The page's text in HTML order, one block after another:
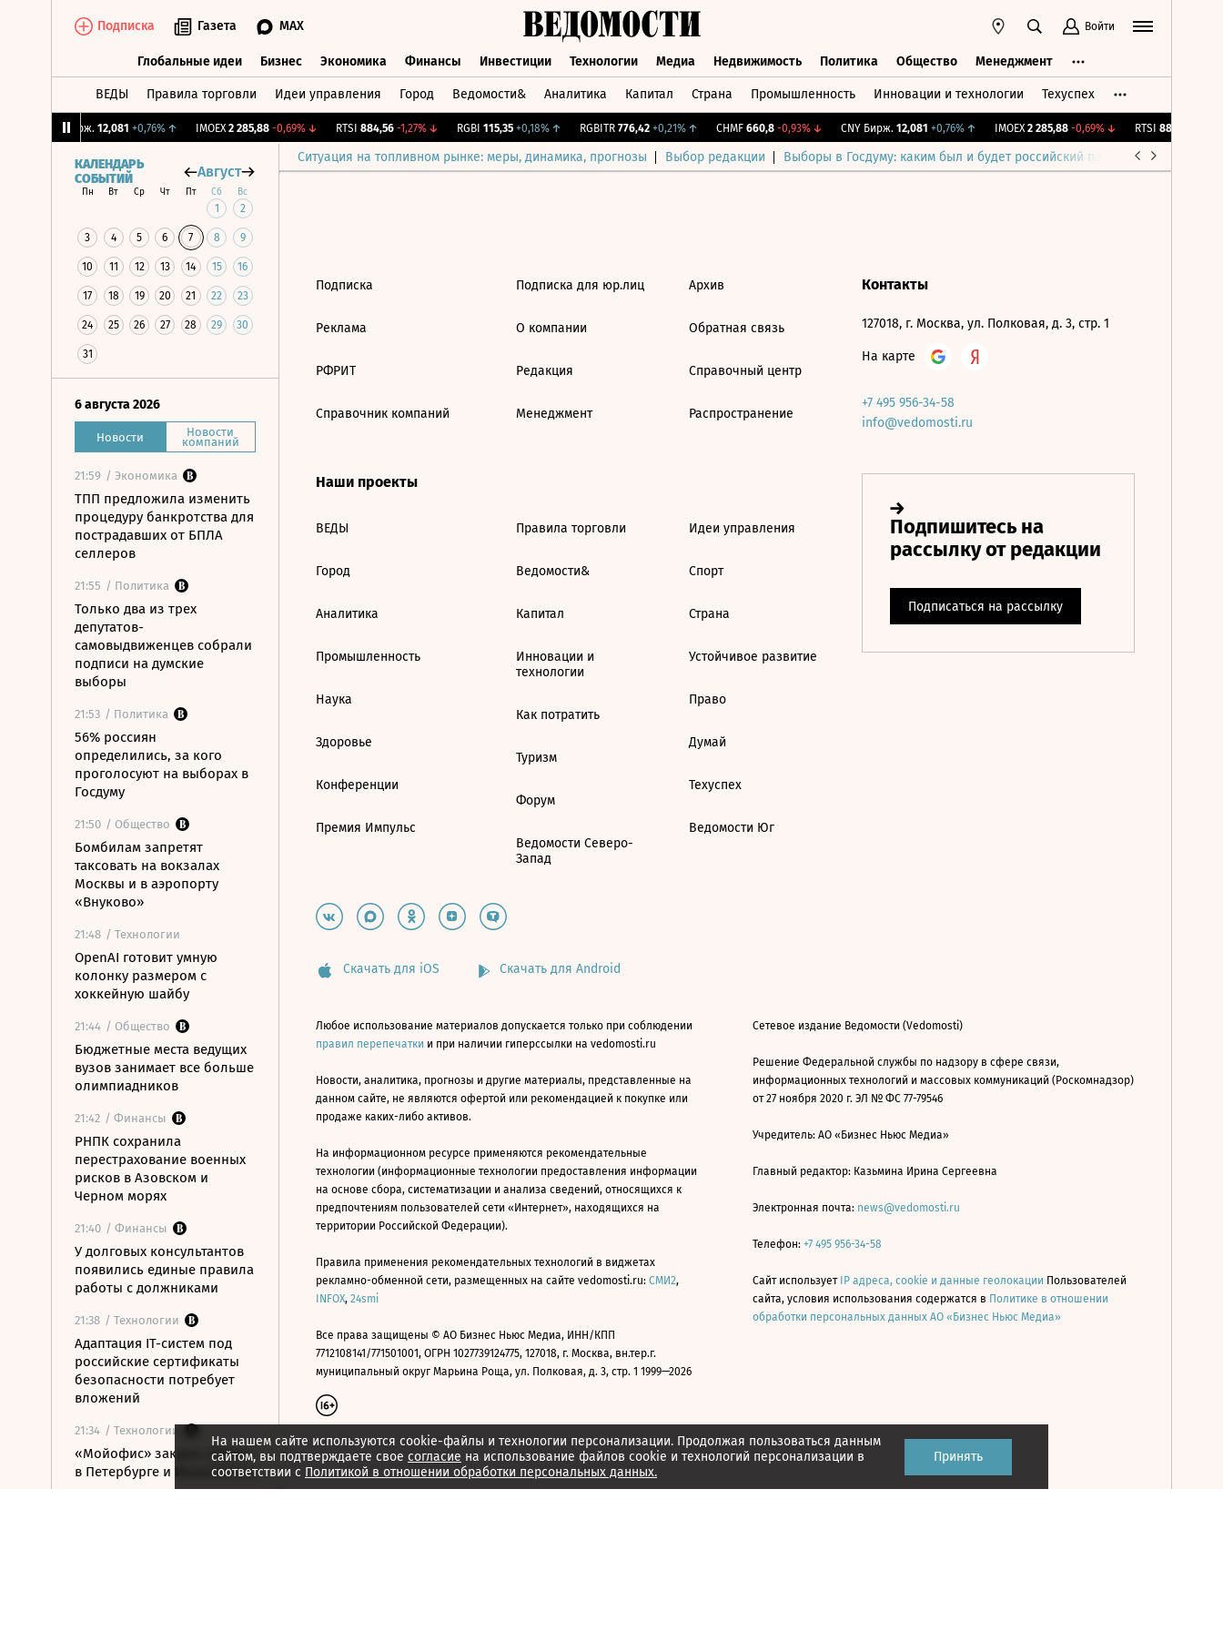
Подписка Газета MAX Войти
Глобальные идеи Бизнес Экономика Финансы Инвестиции Технологии Медиа Недвижимость Политика Общество Менеджмент
ВЕДЫ Правила торговли Идеи управления Город Ведомости& Аналитика Капитал Страна Промышленность Инновации и технологии Техуспех
CNY Бирж. 12,081 +0,76%↑ IMOEX 2 285,88 -0,69%↓ RTSI 884,56 -1,27%↓ RGBI 115,35 +0,18%↑ RGBITR 776,42 +0,21%↑ CHMF 660,8 -0,93%↓ CNY Бирж. 12,081 +0,76%↑ IMOEX 2 285,88 -0,69%↓ RTSI 884,56
Ситуация на топливном рынке: меры, динамика, прогнозы Выбор редакции Выборы в Госдуму: каким был и будет российский парламент
КАЛЕНДАРЬ
СОБЫТИЙ
Август
Пн Вт Ср Чт Пт Сб Вс
1 2
3 4 5 6 7 8 9
10 11 12 13 14 15 16
17 18 19 20 21 22 23
24 25 26 27 28 29 30
31
6 августа 2026
Новости Новости
компаний
21:59 / Экономика
ТПП предложила изменить
процедуру банкротства для
пострадавших от БПЛА
селлеров
21:55 / Политика
Только два из трех
депутатов-
самовыдвиженцев собрали
подписи на думские
выборы
21:53 / Политика
56% россиян
определились, за кого
проголосуют на выборах в
Госдуму
21:50 / Общество
Бомбилам запретят
таксовать на вокзалах
Москвы и в аэропорту
«Внуково»
21:48 / Технологии
OpenAI готовит умную
колонку размером с
хоккейную шайбу
21:44 / Общество
Бюджетные места ведущих
вузов занимает все больше
олимпиадников
21:42 / Финансы
РНПК сохранила
перестрахование военных
рисков в Азовском и
Черном морях
21:40 / Финансы
У долговых консультантов
появились единые правила
работы с должниками
21:38 / Технологии
Адаптация IT-систем под
российские сертификаты
безопасности потребует
вложений
21:34 / Технологии
«Мойофис» закрыл офисы
в Петербурге и Иннополисе
На нашем сайте используются cookie-файлы и технологии персонализации. Продолжая пользоваться данным
сайтом, вы подтверждаете свое согласие на использование файлов cookie и технологий персонализации в
соответствии с Политикой в отношении обработки персональных данных.
Принять
Подписка
Реклама
РФРИТ
Справочник компаний
Подписка для юр.лиц
О компании
Редакция
Менеджмент
Архив
Обратная связь
Справочный центр
Распространение
Наши проекты
ВЕДЫ
Город
Аналитика
Промышленность
Наука
Здоровье
Конференции
Премия Импульс
Правила торговли
Ведомости&
Капитал
Инновации и
технологии
Как потратить
Туризм
Форум
Ведомости Северо-
Запад
Идеи управления
Спорт
Страна
Устойчивое развитие
Право
Думай
Техуспех
Ведомости Юг
Контакты
127018, г. Москва, ул. Полковая, д. 3, стр. 1
На карте
+7 495 956-34-58
info@vedomosti.ru
Скачать для iOS Скачать для Android
Любое использование материалов допускается только при соблюдении
правил перепечатки и при наличии гиперссылки на vedomosti.ru
Новости, аналитика, прогнозы и другие материалы, представленные на
данном сайте, не являются офертой или рекомендацией к покупке или
продаже каких-либо активов.
На информационном ресурсе применяются рекомендательные
технологии (информационные технологии предоставления информации
на основе сбора, систематизации и анализа сведений, относящихся к
предпочтениям пользователей сети «Интернет», находящихся на
территории Российской Федерации).
Правила применения рекомендательных технологий в виджетах
рекламно-обменной сети, размещенных на сайте vedomosti.ru: СМИ2,
INFOX, 24smi
Все права защищены © АО Бизнес Ньюс Медиа, ИНН/КПП
7712108141/771501001, ОГРН 1027739124775, 127018, г. Москва, вн.тер.г.
муниципальный округ Марьина Роща, ул. Полковая, д. 3, стр. 1 1999—2026
Сетевое издание Ведомости (Vedomosti)
Решение Федеральной службы по надзору в сфере связи,
информационных технологий и массовых коммуникаций (Роскомнадзор)
от 27 ноября 2020 г. ЭЛ № ФС 77-79546
Учредитель: АО «Бизнес Ньюс Медиа»
Главный редактор: Казьмина Ирина Сергеевна
Электронная почта: news@vedomosti.ru
Телефон: +7 495 956-34-58
Сайт использует IP адреса, cookie и данные геолокации Пользователей
сайта, условия использования содержатся в Политике в отношении
обработки персональных данных АО «Бизнес Ньюс Медиа»